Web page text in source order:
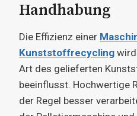
Handhabung
Die Effizienz einer
Kunststoffrecycling
Art des gelieferten
beeinflusst. Hochwertige
der Regel besser